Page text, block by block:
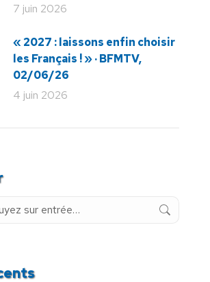
7 juin 2026
« 2027 : laissons enfin choisir
les Français ! » · BFMTV,
02/06/26
4 juin 2026